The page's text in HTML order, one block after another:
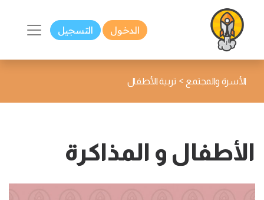
الدخول التسجيل
الأسرة والمجتمع > تربية الأطفال
الأطفال و المذاكرة